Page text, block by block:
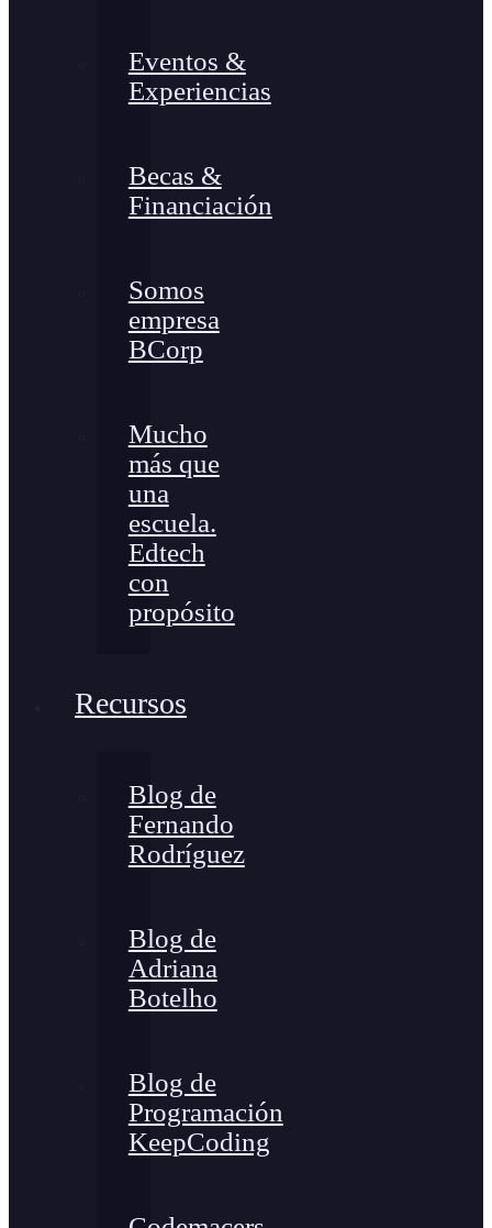
Eventos &
Experiencias
Becas &
Financiación
Somos
empresa
BCorp
Mucho
más que
una
escuela.
Edtech
con
propósito
Recursos
Blog de
Fernando
Rodríguez
Blog de
Adriana
Botelho
Blog de
Programación
KeepCoding